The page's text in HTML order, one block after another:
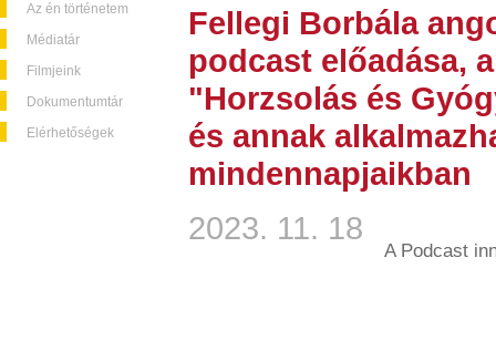
Az én történetem
Médiatár
Filmjeink
Dokumentumtár
Elérhetőségek
Fellegi Borbála
podcast előadása,
"Horzsolás és
és annak
mindennapjaikban
2023. 11. 18
A Podcast